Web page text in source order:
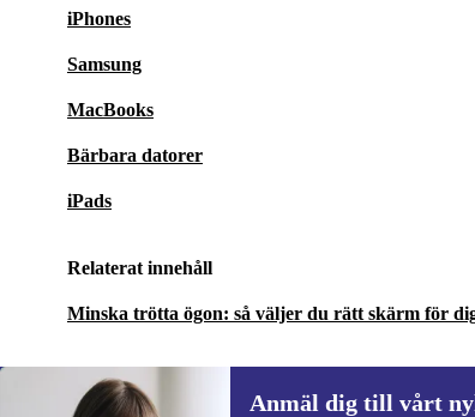
iPhones
Samsung
MacBooks
Bärbara datorer
iPads
Relaterat innehåll
Minska trötta ögon: så väljer du rätt skärm för
Anmäl dig till vårt